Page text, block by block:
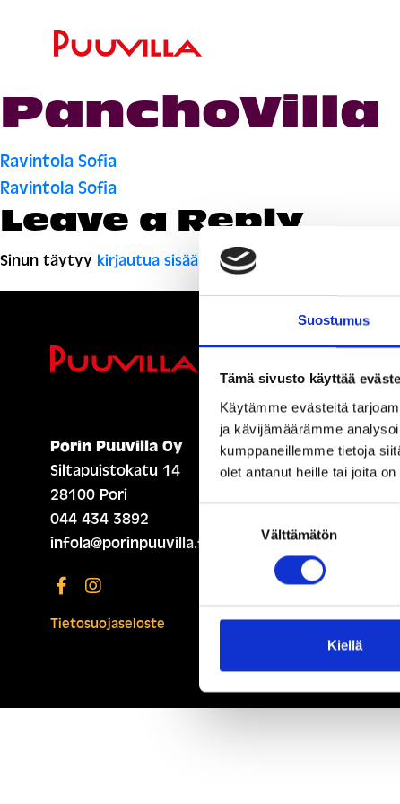
Suostumus
Tämä sivusto käyttää
Käytämme evästeitä
ja kävijämäärämme
kumppaneillemme tietoja
olet antanut heille tai joita
Välttämätön
Kiellä
PanchoVilla
Artikkelien
selaus
Ravintola Sofia
Ravintola Sofia
Leave a Reply
Sinun täytyy kirjautua sisään kommentoidaksesi.
Porin Puuvilla Oy
Siltapuistokatu 14
28100 Pori
044 434 3892
infola@porinpuuvilla.fi
Tietosuojaseloste
ETUSIVU (ENGLISH)